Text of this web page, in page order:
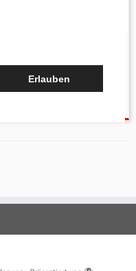
Land
verschlagwortet
Alb/Wandertagvontk
Erlauben